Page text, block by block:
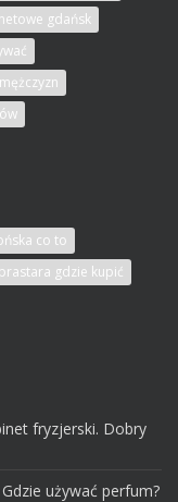
gdańsk
co to
gdzie kupić
fryzjerski. Dobry
używać perfum?